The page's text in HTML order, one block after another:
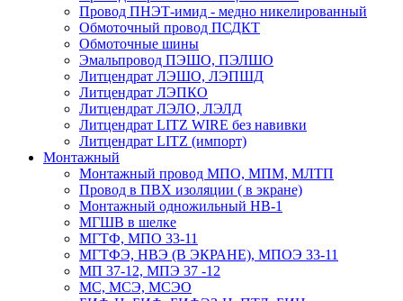
Провод ПНЭТ-имид - медно никелированный
Обмоточный провод ПСДКТ
Обмоточные шины
Эмальпровод ПЭШО, ПЭЛШО
Литцендрат ЛЭШО, ЛЭПШД
Литцендрат ЛЭПКО
Литцендрат ЛЭЛО, ЛЭЛД
Литцендрат LITZ WIRE без навивки
Литцендрат LITZ (импорт)
Монтажный
Монтажный провод МПО, МПМ, МЛТП
Провод в ПВХ изоляции ( в экране)
Монтажный одножильный HB-1
МГШВ в шелке
МГТФ, МПО 33-11
МГТФЭ, НВЭ (В ЭКРАНЕ), МПОЭ 33-11
МП 37-12, МПЭ 37 -12
МС, МСЭ, МСЭО